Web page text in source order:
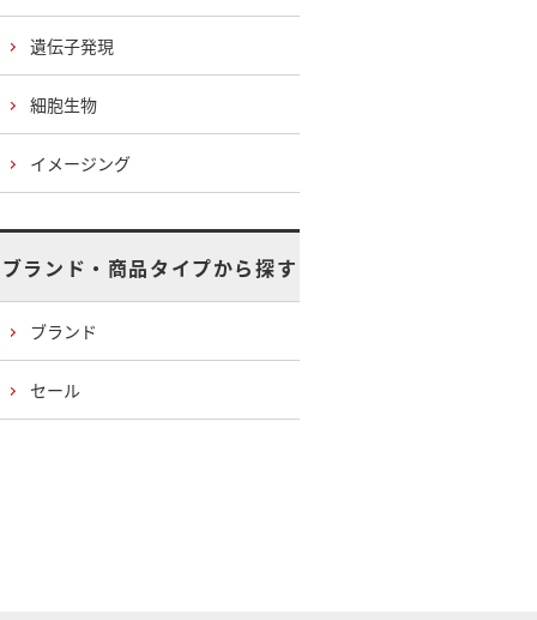
遺伝子発現
細胞生物
イメージング
ブランド・商品タイプから探す
ブランド
セール